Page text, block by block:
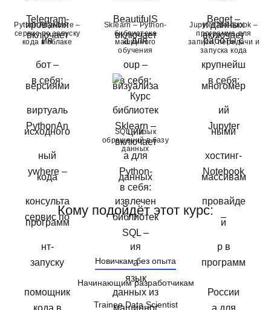
PythonAnywhere –
сервис по запуску
кода в облаке
Sklearn – Python-
библиотека
машинного
обучения
Jupyter Notebook –
программа для
записи, передачи и
запуска кода
SQL – язык
обращений в базу
данных
Кому подойдёт этот курс:
Новичкам без опыта
Начинающим разработчикам
Trainee Data Scientist